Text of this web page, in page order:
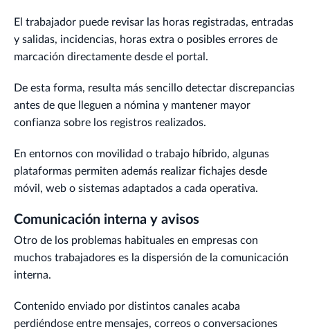
El trabajador puede revisar las horas registradas, entradas
y salidas, incidencias, horas extra o posibles errores de
marcación directamente desde el portal.
De esta forma, resulta más sencillo detectar discrepancias
antes de que lleguen a nómina y mantener mayor
confianza sobre los registros realizados.
En entornos con movilidad o trabajo híbrido, algunas
plataformas permiten además realizar fichajes desde
móvil, web o sistemas adaptados a cada operativa.
Comunicación interna y avisos
Otro de los problemas habituales en empresas con
muchos trabajadores es la dispersión de la comunicación
interna.
Contenido enviado por distintos canales acaba
perdiéndose entre mensajes, correos o conversaciones